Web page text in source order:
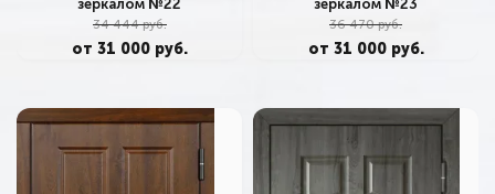
зеркалом №22
34 444 руб.
от 31 000 руб.
зеркалом №23
36 470 руб.
от 31 000 руб.